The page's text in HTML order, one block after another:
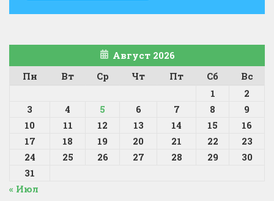
Август 2026
Пн
Вт Ср Чт Пт Сб
Вс
1
2
3
4 5 6 7 8
9
10
11 12 13 14 15
16
17
18 19 20 21 22
23
24
25 26 27 28 29
30
31
« Июл